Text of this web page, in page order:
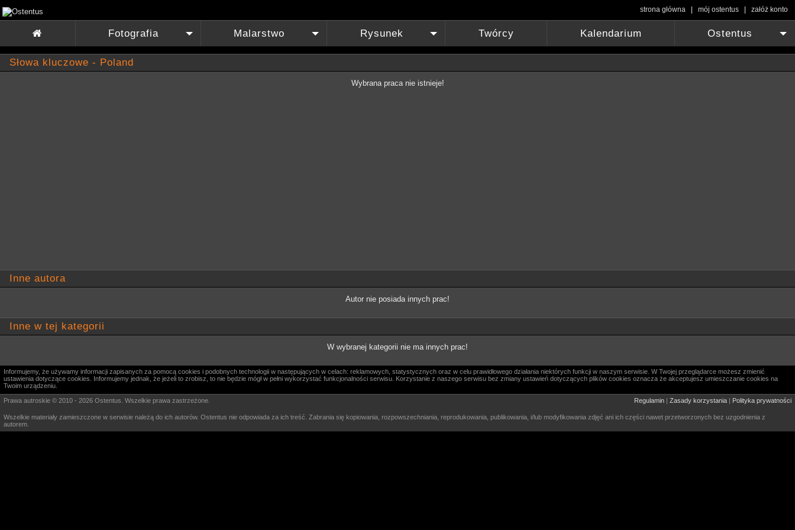
strona główna |mój ostentus |załóż konto

+
Fotografia
+
Malarstwo
+
Rysunek Twórcy
Kalendarium
+
Ostentus
Słowa kluczowe - Poland
Wybrana praca nie istnieje!
Inne autora
Autor nie posiada innych prac!
Inne w tej kategorii
W wybranej kategorii nie ma innych prac!
Informujemy, że używamy informacji zapisanych za pomocą cookies i podobnych technologii w następujących w celach: reklamowych, statystycznych oraz w celu prawidłowego działania niektórych funkcji w naszym serwisie. W Twojej przeglądarce możesz zmienić
ustawienia dotyczące cookies. Informujemy jednak, że jeżeli to zrobisz, to nie będzie mógł w pełni wykorzystać funkcjonalności serwisu. Korzystanie z naszego serwisu bez zmiany ustawień dotyczących plików cookies oznacza że akceptujesz umieszczanie cookies na
Twoim urządzeniu.
Prawa autroskie © 2010 - 2026 Ostentus. Wszelkie prawa zastrzeżone. Regulamin | Zasady korzystania | Polityka prywatności
Wszelkie materiały zamieszczone w serwisie należą do ich autorów. Ostentus nie odpowiada za ich treść. Zabrania się kopiowania, rozpowszechniania, reprodukowania, publikowania, i/lub modyfikowania zdjęć ani ich części nawet przetworzonych bez uzgodnienia z
autorem.